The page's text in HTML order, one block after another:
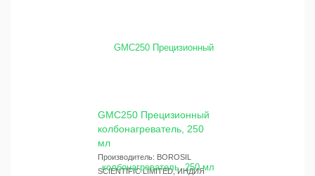
GMC250 Прецизионный
колбонагреватель, 250
мл
Производитель: BOROSIL
SCIENTIFIC LIMITED, ИНДИЯ